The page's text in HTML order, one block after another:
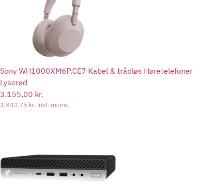
Sony WH1000XM6P.CE7 Kabel & trådløs Høretelefoner
Lyserød
3.155,00 kr.
3.943,75 kr. inkl. moms